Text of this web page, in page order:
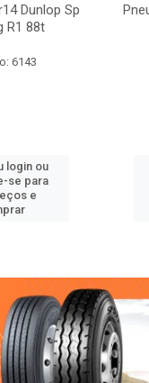
Dunlop Sp
R1 88t
6143
login ou
se para
e